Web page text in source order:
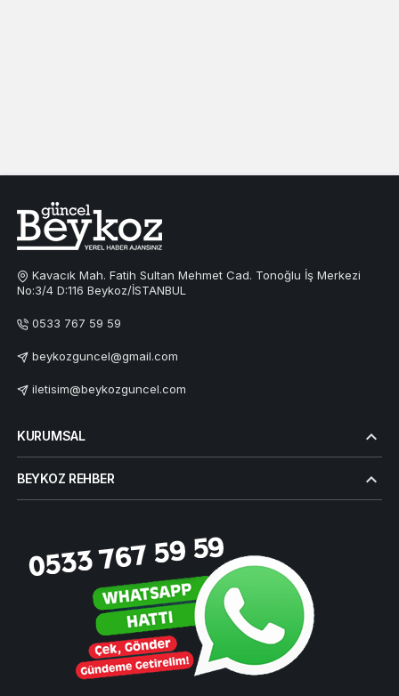
Kavacık Mah. Fatih Sultan Mehmet Cad. Tonoğlu İş Merkezi
No:3/4 D:116 Beykoz/İSTANBUL
0533 767 59 59
beykozguncel@gmail.com
iletisim@beykozguncel.com
KURUMSAL
BEYKOZ REHBER